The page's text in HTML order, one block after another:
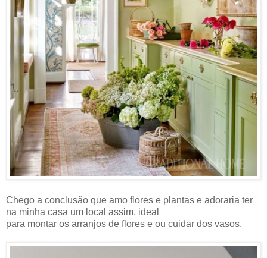
Chego a conclusão que amo flores e plantas e adoraria ter
na minha casa um local assim, ideal
para montar os arranjos de flores e ou cuidar dos vasos.